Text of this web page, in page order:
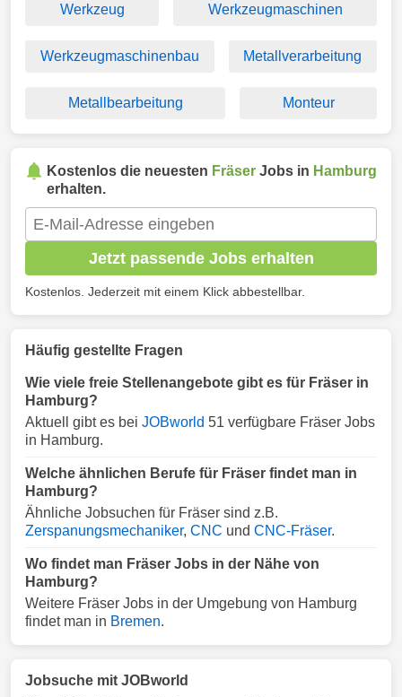
Werkzeug Werkzeugmaschinen
Werkzeugmaschinenbau Metallverarbeitung
Metallbearbeitung Monteur
Kostenlos die neuesten Fräser Jobs in Hamburg
erhalten.
Jetzt passende Jobs erhalten
Kostenlos. Jederzeit mit einem Klick abbestellbar.
Häufig gestellte Fragen
Wie viele freie Stellenangebote gibt es für Fräser in
Hamburg?
Aktuell gibt es bei JOBworld 51 verfügbare Fräser Jobs
in Hamburg.
Welche ähnlichen Berufe für Fräser findet man in
Hamburg?
Ähnliche Jobsuchen für Fräser sind z.B.
Zerspanungsmechaniker, CNC und CNC-Fräser.
Wo findet man Fräser Jobs in der Nähe von
Hamburg?
Weitere Fräser Jobs in der Umgebung von Hamburg
findet man in Bremen.
Jobsuche mit JOBworld